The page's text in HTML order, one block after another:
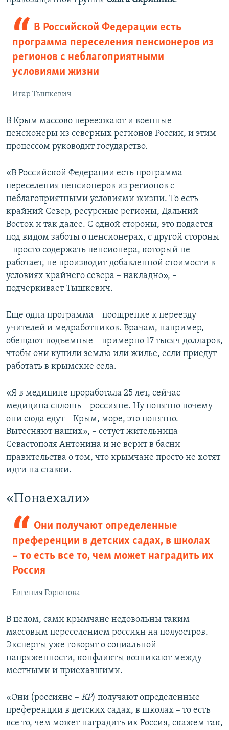
В Российской Федерации есть
программа переселения пенсионеров из
регионов с неблагоприятными
условиями жизни
Игар Тышкевич
В Крым массово переезжают и военные
пенсионеры из северных регионов России, и этим
процессом руководит государство.
«В Российской Федерации есть программа
переселения пенсионеров из регионов с
неблагоприятными условиями жизни. То есть
крайний Север, ресурсные регионы, Дальний
Восток и так далее. С одной стороны, это подается
под видом заботы о пенсионерах, с другой стороны
– просто содержать пенсионера, который не
работает, не производит добавленной стоимости в
условиях крайнего севера – накладно», –
подчеркивает Тышкевич.
Еще одна программа – поощрение к переезду
учителей и медработников. Врачам, например,
обещают подъемные – примерно 17 тысяч долларов,
чтобы они купили землю или жилье, если приедут
работать в крымские села.
«Я в медицине проработала 25 лет, сейчас
медицина сплошь – россияне. Ну понятно почему
они сюда едут – Крым, море, это понятно.
Вытесняют наших», – сетует жительница
Севастополя Антонина и не верит в басни
правительства о том, что крымчане просто не хотят
идти на ставки.
«Понаехали»
Они получают определенные
преференции в детских садах, в школах
– то есть все то, чем может наградить их
Россия
Евгения Горюнова
В целом, сами крымчане недовольны таким
массовым переселением россиян на полуостров.
Эксперты уже говорят о социальной
напряженности, конфликты возникают между
местными и приехавшими.
«Они (россияне – КР) получают определенные
преференции в детских садах, в школах – то есть
все то, чем может наградить их Россия, скажем так,